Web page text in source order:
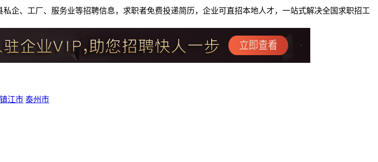
企、工厂、服务业等招聘信息，求职者免费投递简历，企业可直招本地人才，一站式解决全国求职招工
镇江市 泰州市